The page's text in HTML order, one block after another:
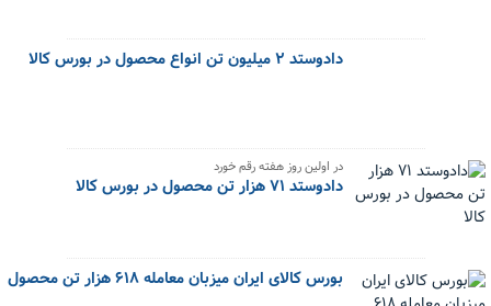
دادوستد ۲ میلیون تن انواع محصول در بورس کالا
در اولین روز هفته رقم خورد
دادوستد ۷۱ هزار تن محصول در بورس کالا
بورس کالای ایران میزبان معامله ۶۱۸ هزار تن محصول